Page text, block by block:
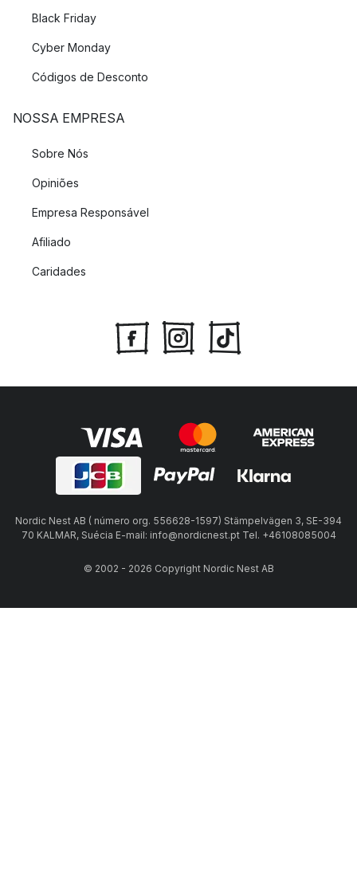
Black Friday
Cyber Monday
Códigos de Desconto
NOSSA EMPRESA
Sobre Nós
Opiniões
Empresa Responsável
Afiliado
Caridades
Nordic Nest AB ( número org. 556628-1597) Stämpelvägen 3, SE-394
70 KALMAR, Suécia E-mail: info@nordicnest.pt Tel. +46108085004
© 2002 - 2026 Copyright Nordic Nest AB